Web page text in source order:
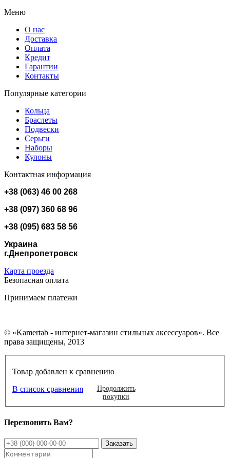
Меню
О нас
Доставка
Оплата
Кредит
Гарантии
Контакты
Популярные категории
Кольца
Браслеты
Подвески
Серьги
Наборы
Кулоны
Контактная информация
+38 (063) 46 00 268
+38 (097) 360 68 96
+38 (095) 683 58 56
Украина
г.Днепропетровск
Карта проезда
Безопасная оплата
Принимаем платежи
© «Kamertab - интернет-магазин стильных аксессуаров». Все
права защищены, 2013
Товар добавлен к сравнению
В список сравнения
Продолжить
покупки
Перезвонить Вам?